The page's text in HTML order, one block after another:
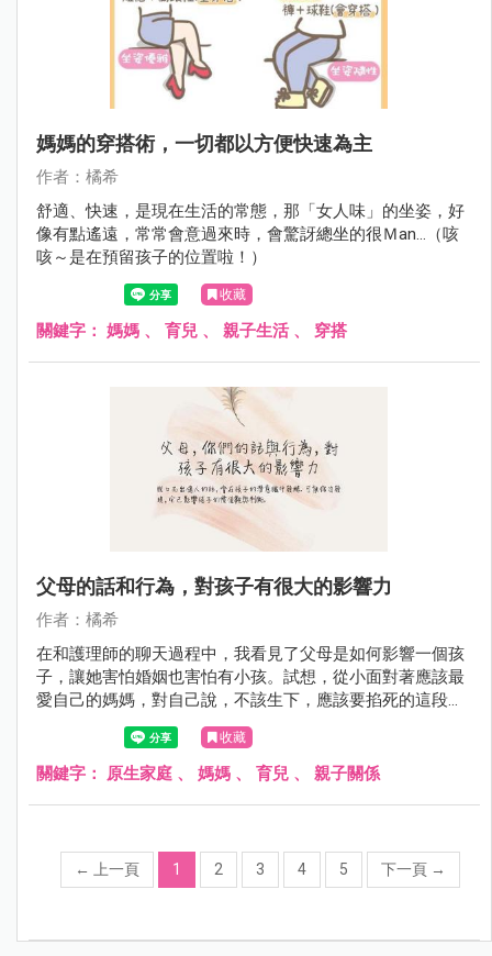
媽媽的穿搭術，一切都以方便快速為主
作者：橘希
舒適、快速，是現在生活的常態，那「女人味」的坐姿，好
像有點遙遠，常常會意過來時，會驚訝總坐的很Ｍan...（咳
咳～是在預留孩子的位置啦！）
收藏
關鍵字： 媽媽 、 育兒 、 親子生活、 穿搭
父母的話和行為，對孩子有很大的影響力
作者：橘希
在和護理師的聊天過程中，我看見了父母是如何影響一個孩
子，讓她害怕婚姻也害怕有小孩。試想，從小面對著應該最
愛自己的媽媽，對自己說，不該生下，應該要掐死的這段
話，心裡是該怎麼承受？而孩子面對著父母的爭吵，這不是
卡通不是電視劇，是真實的在生活上演，孩子也承受著這氛
圍與承受著媽媽的負面情緒。
收藏
關鍵字： 原生家庭 、 媽媽 、 育兒 、 親子關係
← 上一頁 1 2 3 4 5 下一頁 →